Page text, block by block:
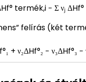
termék,i − Σ νⱼ
felírás (két
+ ν₂ΔHf°₂ − ν₃ΔHf°₃ −